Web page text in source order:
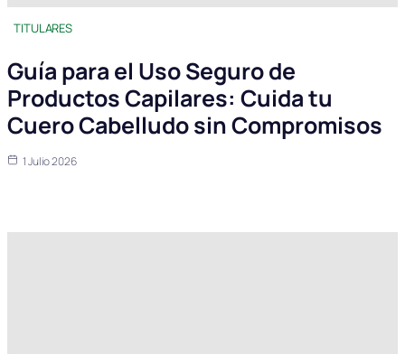
TITULARES
Guía para el Uso Seguro de
Productos Capilares: Cuida tu
Cuero Cabelludo sin Compromisos
1 Julio 2026